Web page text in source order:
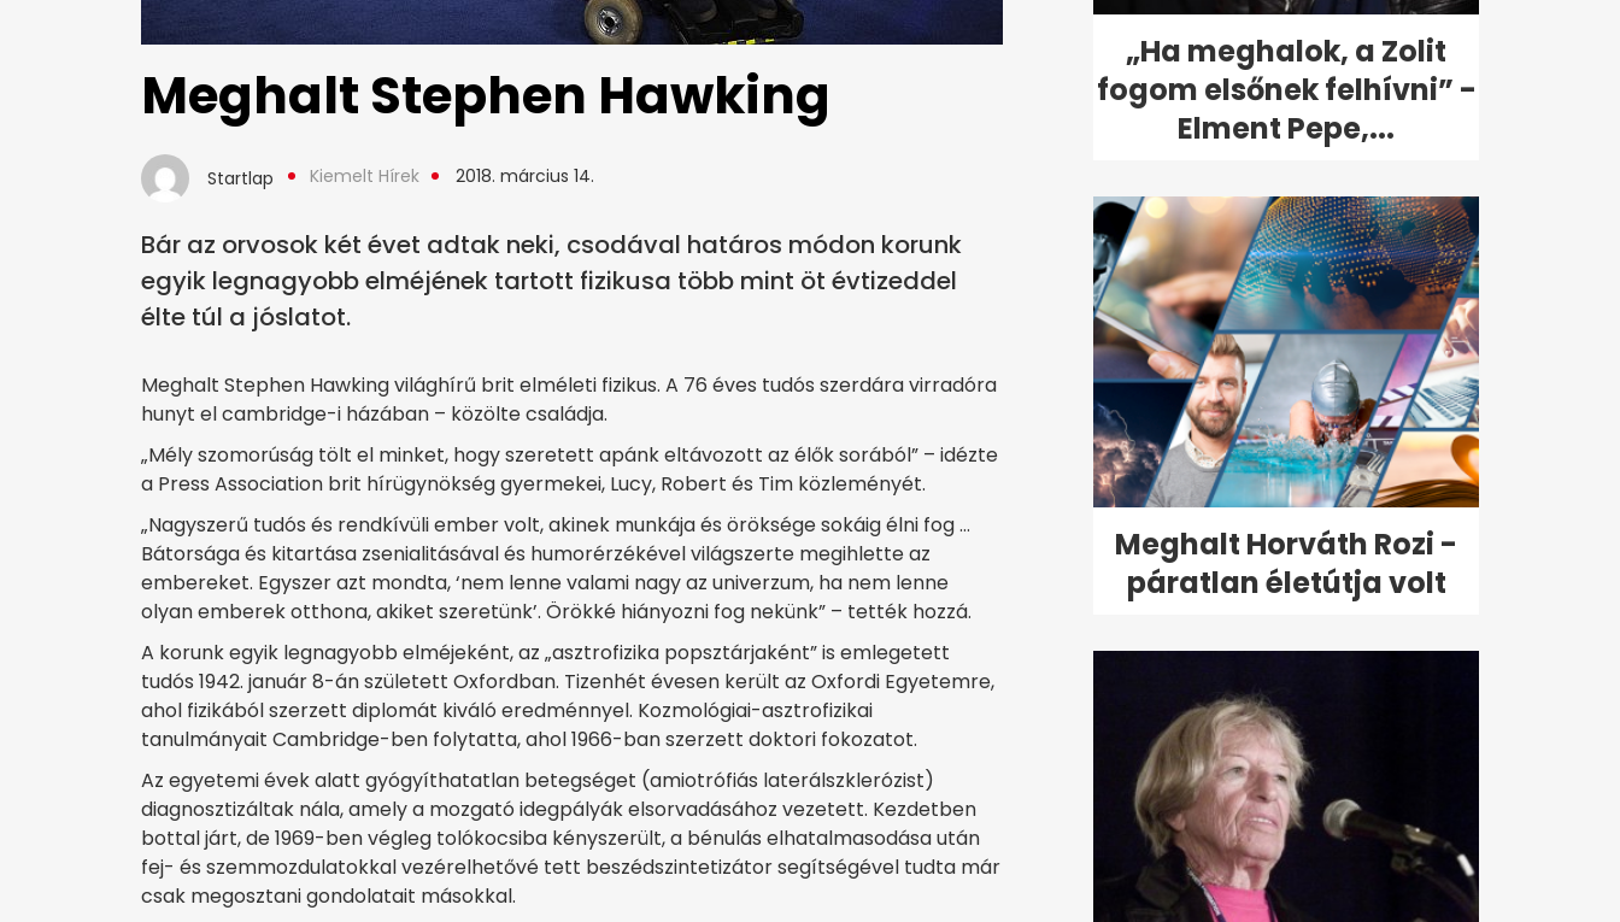
Meghalt Stephen Hawking
Startlap Kiemelt Hírek 2018. március 14.
Bár az orvosok két évet adtak neki, csodával határos módon korunk
egyik legnagyobb elméjének tartott fizikusa több mint öt évtizeddel
élte túl a jóslatot.
Meghalt Stephen Hawking világhírű brit elméleti fizikus. A 76 éves tudós szerdára virradóra
hunyt el cambridge-i házában – közölte családja.
„Mély szomorúság tölt el minket, hogy szeretett apánk eltávozott az élők sorából” – idézte
a Press Association brit hírügynökség gyermekei, Lucy, Robert és Tim közleményét.
„Nagyszerű tudós és rendkívüli ember volt, akinek munkája és öröksége sokáig élni fog …
Bátorsága és kitartása zsenialitásával és humorérzékével világszerte megihlette az
embereket. Egyszer azt mondta, ‘nem lenne valami nagy az univerzum, ha nem lenne
olyan emberek otthona, akiket szeretünk’. Örökké hiányozni fog nekünk” – tették hozzá.
A korunk egyik legnagyobb elméjeként, az „asztrofizika popsztárjaként” is emlegetett
tudós 1942. január 8-án született Oxfordban. Tizenhét évesen került az Oxfordi Egyetemre,
ahol fizikából szerzett diplomát kiváló eredménnyel. Kozmológiai-asztrofizikai
tanulmányait Cambridge-ben folytatta, ahol 1966-ban szerzett doktori fokozatot.
Az egyetemi évek alatt gyógyíthatatlan betegséget (amiotrófiás laterálszklerózist)
diagnosztizáltak nála, amely a mozgató idegpályák elsorvadásához vezetett. Kezdetben
bottal járt, de 1969-ben végleg tolókocsiba kényszerült, a bénulás elhatalmasodása után
fej- és szemmozdulatokkal vezérelhetővé tett beszédszintetizátor segítségével tudta már
csak megosztani gondolatait másokkal.
„Ha meghalok, a Zolit
fogom elsőnek felhívni” -
Elment Pepe,...
Meghalt Horváth Rozi -
páratlan életútja volt